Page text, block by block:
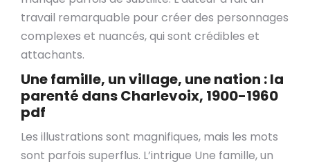
travail remarquable pour créer des personnages
complexes et nuancés, qui sont crédibles et
attachants.
Une famille, un village, une nation : la
parenté dans Charlevoix, 1900-1960
pdf
Les illustrations sont magnifiques, mais les mots
sont parfois superflus. L’intrigue Une famille, un